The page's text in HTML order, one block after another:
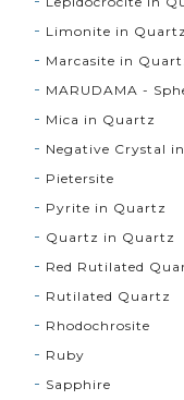
Limonite in Quartz
Marcasite in
MARUDAMA -
Mica in Quartz
Negative Crystal
Pietersite
Pyrite in Quartz
Quartz in Quartz
Red Rutilated
Rutilated Quartz
Rhodochrosite
Ruby
Sapphire